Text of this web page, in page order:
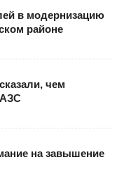
в модернизацию
районе
чем
АЗС
на завышение